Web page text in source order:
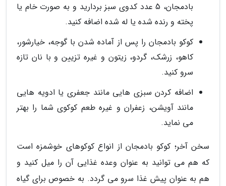
بادمجان، 5 عدد کدوی سبز بردارید و به صورت خام یا
پخته و رنده شده یا له شده اضافه کنید.
کوکو بادمجان را پس از آماده شدن با گوجه، خیارشور،
کاهو، زرشک، گردو، زیتون و غیره تزیین و با نان تازه
سرو کنید.
اضافه کردن سبزی هایی مانند جعفری یا ادویه هایی
مانند آویشن، زعفران و غیره طعم کوکوی شما را بهتر
می نماید.
سخن آخر؛ کوکو بادمجان از انواع کوکوهای خوشمزه است
که هم می توانید به عنوان وعده غذایی آن را میل کنید و
هم به عنوان پیش غذا سرو می گردد. به خصوص برای گیاه